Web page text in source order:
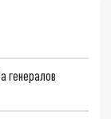
генералов